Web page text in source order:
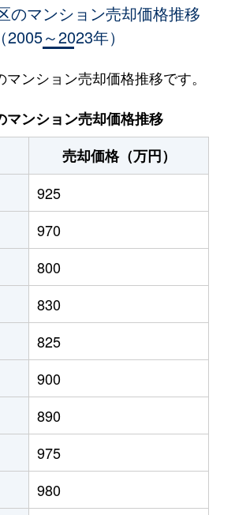
1,300万円 稲穂
1,100万円 稲穂
徒歩9分
1,400万円 稲穂
1,700万円 稲積公園
2,400万円
3,000万円
2,500万円
2,400万円
2,500万円
1,100万円
1,600万円
1,400万円
2,000万円
のマンション売却価格推移
（2005～2023年）
ンション売却価格推移です。
マンション売却価格推移
売却価格（万円）
925
970
800
830
825
900
890
975
980